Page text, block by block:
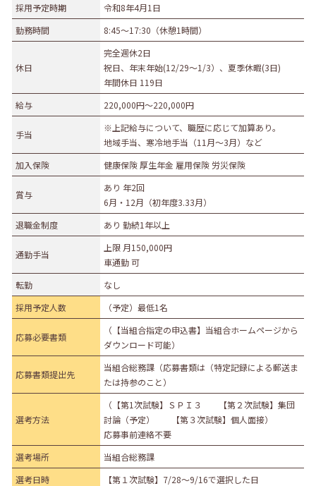
募集職種
技能職
サービス職 その他
勤務形態
正社員（正職員） 契約 公務員
団体職員
その他
勤務地
札幌市・近郊 函館市・近郊
釧路市・近郊
帯広市・近郊 北見市・近郊 道外
採用予定時期
令和8年4月1日
勤務時間
8:45～17:30（休憩1時間）
休日
完全週休2日
祝日、年末年始(12/29～1/3）、夏季休暇(3日)
年間休日 119日
給与
220,000円〜220,000円
手当
※上記給与について、職歴に応じて加算あり。
地域手当、寒冷地手当（11月～3月）など
加入保険
健康保険 厚生年金 雇用保険 労災保険
賞与
あり 年2回
6月・12月（初年度3.33月）
退職金制度
あり 勤続1年以上
通勤手当
上限 月150,000円
車通勤 可
転勤
なし
採用予定人数
（予定）最低1名
応募必要書類
（【当組合指定の申込書】当組合ホームページから
ダウンロード可能）
応募書類提出先
当組合総務課（応募書類は（特定記録による郵送ま
たは持参のこと）
選考方法
（【第1次試験】ＳＰＩ３ 【第２次試験】集団
討論（予定） 【第３次試験】個人面接）
応募事前連絡不要
選考場所
当組合総務課
選考日時
【第１次試験】7/28～9/16で選択した日